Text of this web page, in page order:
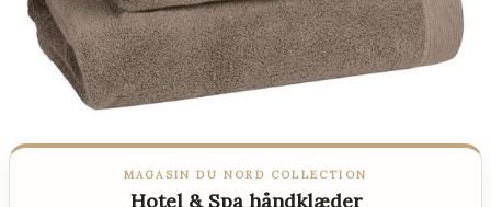
MAGASIN DU NORD COLLECTION
Hotel & Spa håndklæder